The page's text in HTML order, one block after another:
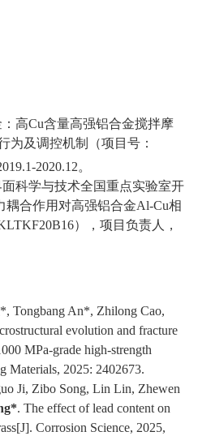
高Cu含量高强铝合金搅拌摩
为及调控机制（项目号：
.1-2020.12。
科学与技术全国重点实验室开
耦合作用对高强铝合金Al-Cu相
），项目负责人，
*, Tongbang An*, Zhilong Cao,
evolution and fracture
MPa-grade high-strength
Materials, 2025: 2402673.
Ji, Zibo Song, Lin Lin, Zhewen
. The effect of lead content on
Corrosion Science, 2025,